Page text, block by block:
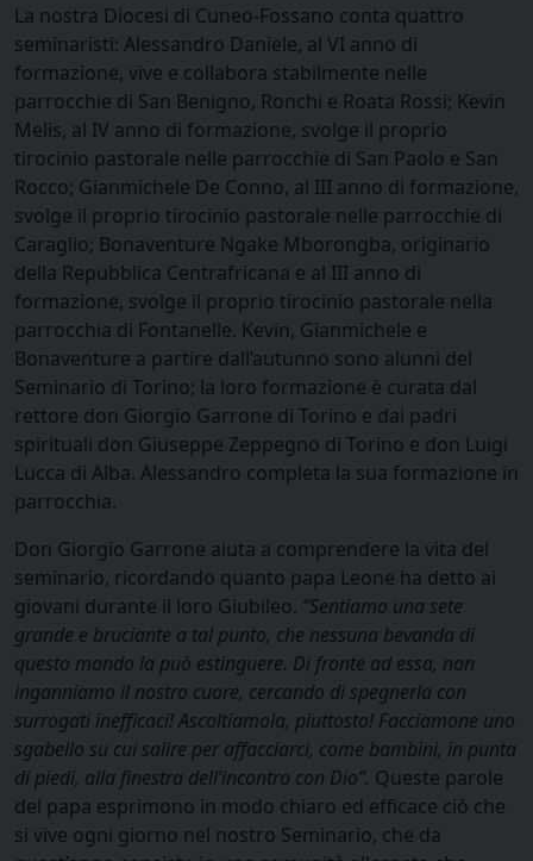
La nostra Diocesi di Cuneo-Fossano conta quattro
seminaristi: Alessandro Daniele, al VI anno di
formazione, vive e collabora stabilmente nelle
parrocchie di San Benigno, Ronchi e Roata Rossi; Kevin
Melis, al IV anno di formazione, svolge il proprio
tirocinio pastorale nelle parrocchie di San Paolo e San
Rocco; Gianmichele De Conno, al III anno di formazione,
svolge il proprio tirocinio pastorale nelle parrocchie di
Caraglio; Bonaventure Ngake Mborongba, originario
della Repubblica Centrafricana e al III anno di
formazione, svolge il proprio tirocinio pastorale nella
parrocchia di Fontanelle. Kevin, Gianmichele e
Bonaventure a partire dall’autunno sono alunni del
Seminario di Torino; la loro formazione è curata dal
rettore don Giorgio Garrone di Torino e dai padri
spirituali don Giuseppe Zeppegno di Torino e don Luigi
Lucca di Alba. Alessandro completa la sua formazione in
parrocchia.
Don Giorgio Garrone aiuta a comprendere la vita del
seminario, ricordando quanto papa Leone ha detto ai
giovani durante il loro Giubileo. “Sentiamo una sete
grande e bruciante a tal punto, che nessuna bevanda di
questo mondo la può estinguere. Di fronte ad essa, non
inganniamo il nostro cuore, cercando di spegnerla con
surrogati inefficaci! Ascoltiamola, piuttosto! Facciamone uno
sgabello su cui salire per affacciarci, come bambini, in punta
di piedi, alla finestra dell’incontro con Dio”. Queste parole
del papa esprimono in modo chiaro ed efficace ciò che
si vive ogni giorno nel nostro Seminario, che da